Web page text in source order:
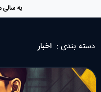
به
دسته بندی : اخبار